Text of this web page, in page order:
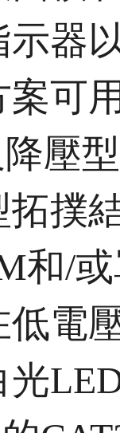
器
可
壓
撲
和/
低電
光